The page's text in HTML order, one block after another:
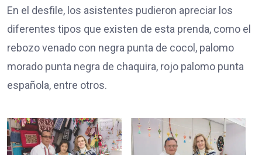
En el desfile, los asistentes pudieron apreciar los
diferentes tipos que existen de esta prenda, como el
rebozo venado con negra punta de cocol, palomo
morado punta negra de chaquira, rojo palomo punta
española, entre otros.